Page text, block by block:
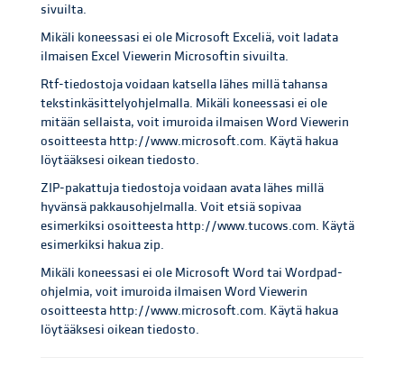
sivuilta.
Mikäli koneessasi ei ole Microsoft Exceliä, voit ladata
ilmaisen Excel Viewerin Microsoftin sivuilta.
Rtf-tiedostoja voidaan katsella lähes millä tahansa
tekstinkäsittelyohjelmalla. Mikäli koneessasi ei ole
mitään sellaista, voit imuroida ilmaisen Word Viewerin
osoitteesta http://www.microsoft.com. Käytä hakua
löytääksesi oikean tiedosto.
ZIP-pakattuja tiedostoja voidaan avata lähes millä
hyvänsä pakkausohjelmalla. Voit etsiä sopivaa
esimerkiksi osoitteesta http://www.tucows.com. Käytä
esimerkiksi hakua zip.
Mikäli koneessasi ei ole Microsoft Word tai Wordpad-
ohjelmia, voit imuroida ilmaisen Word Viewerin
osoitteesta http://www.microsoft.com. Käytä hakua
löytääksesi oikean tiedosto.